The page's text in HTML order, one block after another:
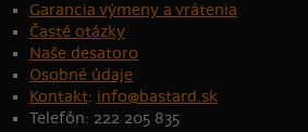
Garancia výmeny a vrátenia
Časté otázky
Naše desatoro
Osobné údaje
Kontakt: info@bastard.sk
Telefón: 222 205 835